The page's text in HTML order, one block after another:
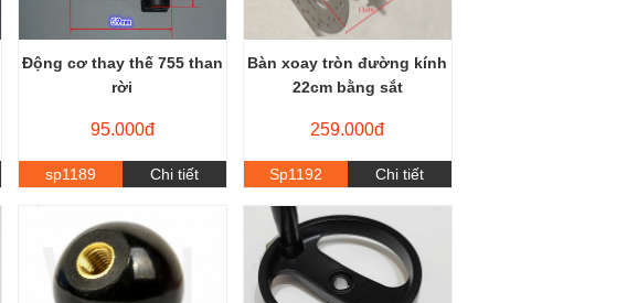
Động cơ thay thế 755 than
rời
95.000đ
sp1189 Chi tiết
Bàn xoay tròn đường kính
22cm bằng sắt
259.000đ
Sp1192 Chi tiết